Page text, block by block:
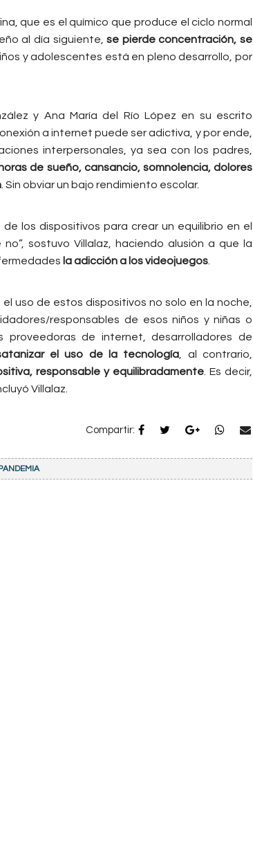
que es el químico que produce el ciclo normal
al día siguiente,se pierde concentración, se
y adolescentes está en pleno desarrollo, por
y Ana María del Río López en su escrito
a internet puede ser adictiva, y por ende,
interpersonales, ya sea con los padres,
de sueño, cansancio, somnolencia, dolores
. Sin obviar un bajo rendimiento escolar.
los dispositivos para crear un equilibrio en el
sostuvo Villalaz, haciendo alusión a que la
la adicción a los videojuegos
uso de estos dispositivos no solo en la noche,
responsables de esos niños y niñas o
proveedoras de internet, desarrolladores de
el uso de la tecnología , al contrario,
responsable y equilibradamente. Es decir,
Villalaz.
Compartir: